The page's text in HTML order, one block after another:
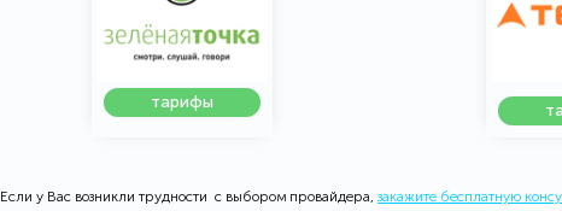
тарифы
Если у Вас возникли трудности с выбором провайдера,закажите бесплатную